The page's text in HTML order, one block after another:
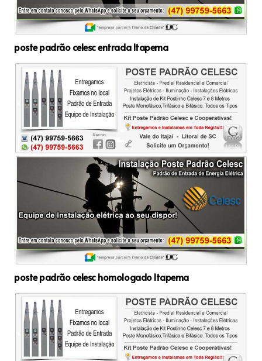
poste padrão celesc entrada Itapema
poste padrão celesc homologado Itapema